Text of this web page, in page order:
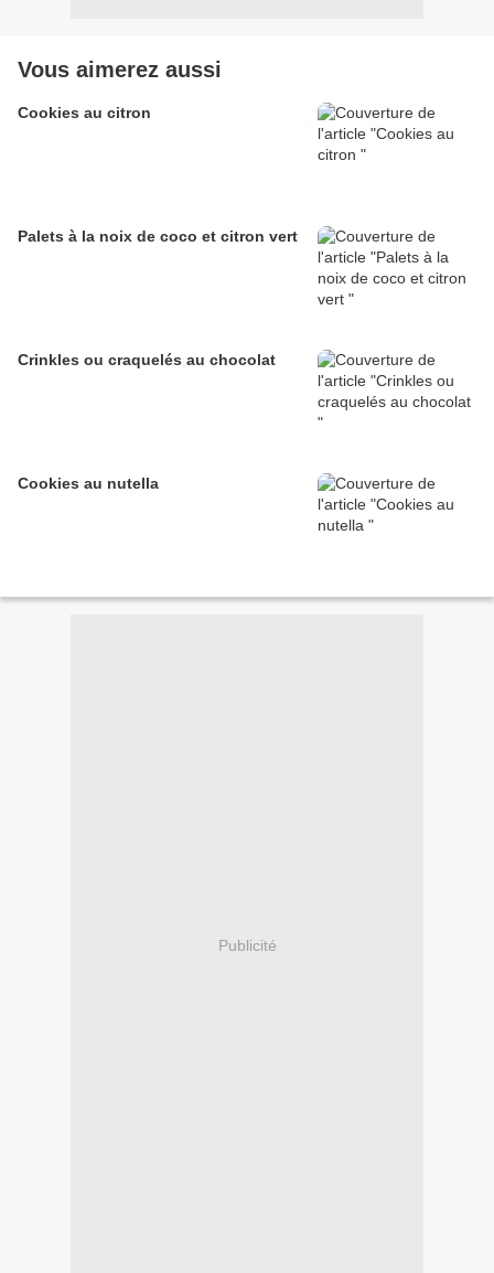
Vous aimerez aussi
Cookies au citron
Palets à la noix de coco et citron vert
Crinkles ou craquelés au chocolat
Cookies au nutella
Publicité